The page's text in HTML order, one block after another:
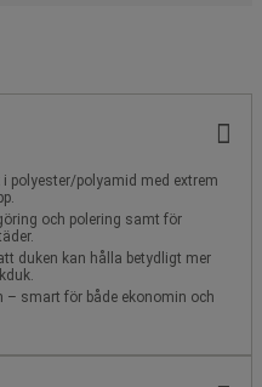
polyester/polyamid med extrem
och polering samt för
duken kan hålla betydligt mer
– smart för både ekonomin och